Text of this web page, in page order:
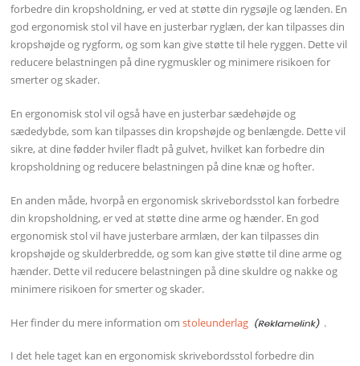
forbedre din kropsholdning, er ved at støtte din rygsøjle og lænden. En
god ergonomisk stol vil have en justerbar ryglæn, der kan tilpasses din
kropshøjde og rygform, og som kan give støtte til hele ryggen. Dette vil
reducere belastningen på dine rygmuskler og minimere risikoen for
smerter og skader.
En ergonomisk stol vil også have en justerbar sædehøjde og
sædedybde, som kan tilpasses din kropshøjde og benlængde. Dette vil
sikre, at dine fødder hviler fladt på gulvet, hvilket kan forbedre din
kropsholdning og reducere belastningen på dine knæ og hofter.
En anden måde, hvorpå en ergonomisk skrivebordsstol kan forbedre
din kropsholdning, er ved at støtte dine arme og hænder. En god
ergonomisk stol vil have justerbare armlæn, der kan tilpasses din
kropshøjde og skulderbredde, og som kan give støtte til dine arme og
hænder. Dette vil reducere belastningen på dine skuldre og nakke og
minimere risikoen for smerter og skader.
Her finder du mere information omstoleunderlag .
I det hele taget kan en ergonomisk skrivebordsstol forbedre din